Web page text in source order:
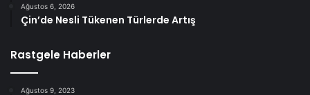
Ağustos 6, 2026
Çin’de Nesli Tükenen Türlerde Artış
Rastgele Haberler
Ağustos 9, 2023